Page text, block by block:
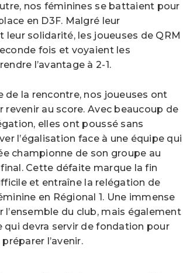
nos féminines se battaient pour
en D3F. Malgré leur
leur solidarité, les joueuses de QRM
fois et voyaient les
l’avantage à 2-1.
de la rencontre, nos joueuses ont
au score. Avec beaucoup de
elles ont poussé sans
l’égalisation face à une équipe qui
championne de son groupe au
Cette défaite marque la fin
et entraîne la relégation de
en Régional 1. Une immense
l’ensemble du club, mais également
qui devra servir de fondation pour
l’avenir.